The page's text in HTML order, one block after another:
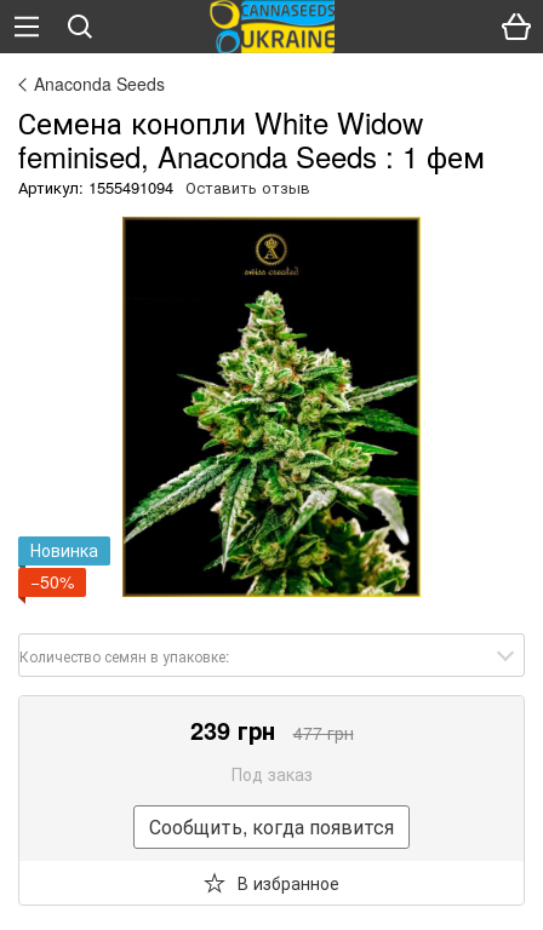
Anaconda Seeds
Семена конопли White Widow
feminised, Anaсonda Seeds : 1 фем
Артикул: 1555491094 Оставить отзыв
Новинка
−50%
Количество семян в упаковке:
239 грн
477 грн
Под заказ
Сообщить, когда появится
В избранное